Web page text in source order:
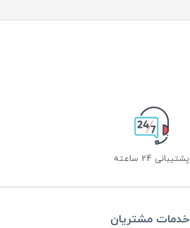
پشتیبانی 24 ساعته
خدمات مشتریان